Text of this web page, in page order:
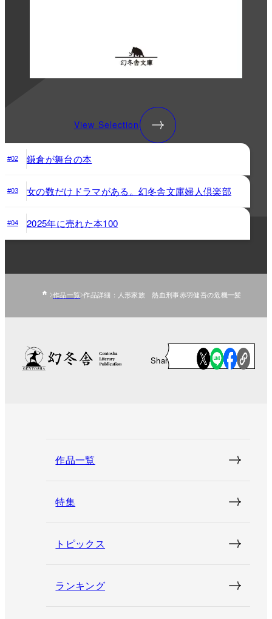
View Selection
#02 鎌倉が舞台の本
#03 女の数だけドラマがある。幻冬舎文庫婦人倶楽部
#04 2025年に売れた本100
作品一覧 作品詳細：人形家族 熱血刑事赤羽健吾の危機一髪
Share
作品一覧
特集
トピックス
ランキング